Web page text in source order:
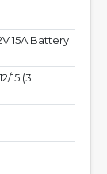
15A Battery
15 (3